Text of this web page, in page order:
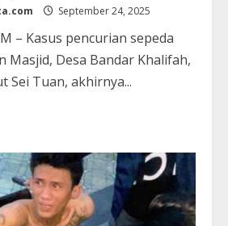
September 24, 2025
– Kasus pencurian sepeda
Masjid, Desa Bandar Khalifah,
Sei Tuan, akhirnya...